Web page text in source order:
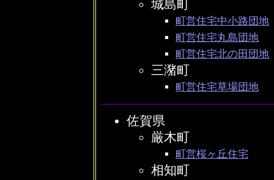
城島町
町営住宅中小路団地
町営住宅丸島団地
町営住宅北の田団地
三潴町
町営住宅草場団地
佐賀県
厳木町
町営桜ヶ丘住宅
相知町